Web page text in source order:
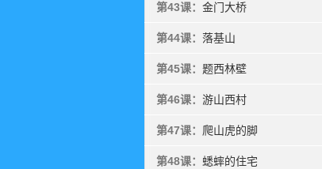
第43课： 金门大桥
第44课： 落基山
第45课： 题西林壁
第46课： 游山西村
第47课： 爬山虎的脚
第48课： 蟋蟀的住宅